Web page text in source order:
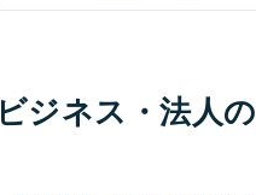
ビジネス・法人